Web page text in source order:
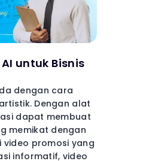
untuk Bisnis
dengan cara
Dengan alat
dapat membuat
memikat dengan
video promosi yang
informatif, video